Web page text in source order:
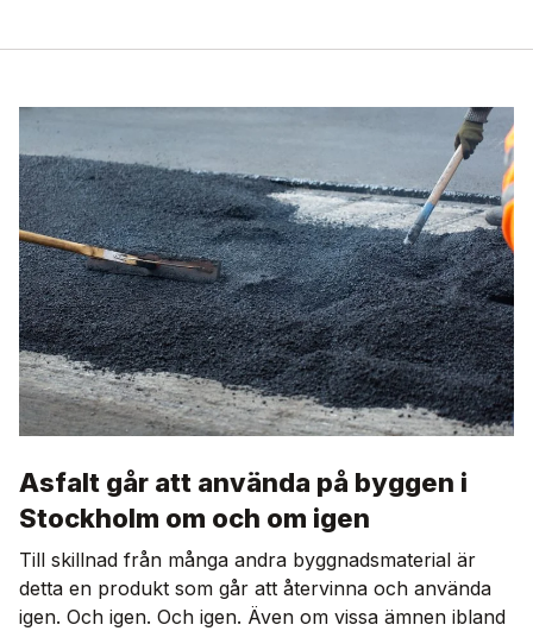
Asfalt går att använda på byggen i
Stockholm om och om igen
Till skillnad från många andra byggnadsmaterial är
detta en produkt som går att återvinna och använda
igen. Och igen. Och igen. Även om vissa ämnen ibland